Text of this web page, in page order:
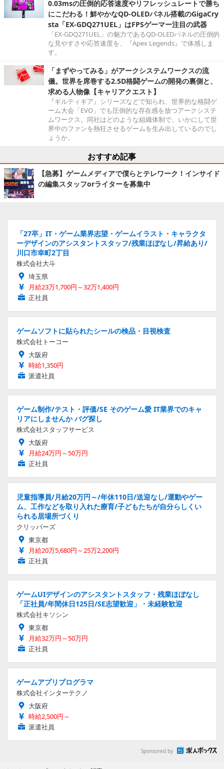
0.03msの圧倒的応答速度やリフレッシュレートで勝ち
にこだわる！鮮やかなQD-OLEDパネル搭載のGigaCry
sta「EX-GDQ271UEL」はFPSゲーマー注目の武器
「EX-GDQ271UEL」の魅力であるQD-OLEDパネルの圧倒的
な見やすさや応答速度を、『Apex Legends』で体感しま
す。
「まずやってみる」がアークシステムワークスの流
儀。世界を席巻する2.5D格闘ゲームの開発の裏側と、
求める人物像【キャリアクエスト】
『ギルティギア』シリーズなどで知られ、世界的な格闘ゲ
ーム大会「EVO」でも圧倒的な存在感を放つアークシステ
ムワークス。同社はどのような組織体制で、いかにして世
界中のファンを熱狂させるゲームを生み出しているのでし
ょうか。
おすすめ記事
【急募】ゲームメディアで僕らとテレワーク！インサイド
の編集スタッフorライターを募集中
「27卒」IT・ゲーム業界志望・ゲームイラスト・キャラクタ
ーデザインのアシスタントスタッフ/残業ほぼなし/昇給あり/
川口市幸町2丁目
株式会社大斗
埼玉県
月給23万1,700円～32万1,400円
正社員
ゲームソフトに貼られたシールの検品・目視検査
株式会社トーコー
大阪府
時給1,350円
派遣社員
ゲーム制作/テスト・評価/SE そのゲーム愛 IT業界でのキャ
リアにしませんか バグ探し
株式会社スタッフサービス
大阪府
月給24万円～50万円
正社員
児童指導員/月給20万円～/年休110日/送迎なし/運動やゲー
ム、工作などを取り入れた療育/子どもたちが自分らしくい
られる居場所づくり
クリッパーズ
東京都
月給20万5,680円～25万2,200円
正社員
ゲームUIデザインのアシスタントスタッフ・残業ほぼなし
「正社員/年間休日125日/SE志望歓迎」・未経験歓迎
株式会社キソシン
東京都
月給32万円～50万円
正社員
ゲームアプリプログラマ
株式会社インターテクノ
大阪府
時給2,500円～
派遣社員
Sponsored by